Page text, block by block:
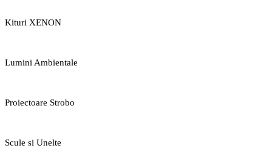
Kituri XENON
Lumini Ambientale
Proiectoare Strobo
Scule si Unelte